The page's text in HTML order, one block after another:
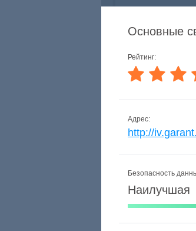
Основные
Рейтинг:
Адрес:
http://
Безопасность
Наилучшая